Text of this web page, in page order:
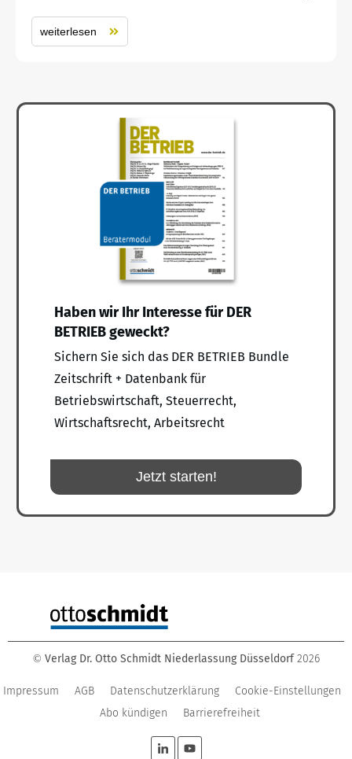
weiterlesen
Haben wir Ihr Interesse für DER
BETRIEB geweckt?
Sichern Sie sich das DER BETRIEB Bundle
Zeitschrift + Datenbank für
Betriebswirtschaft, Steuerrecht,
Wirtschaftsrecht, Arbeitsrecht
Jetzt starten!
© Verlag Dr. Otto Schmidt Niederlassung Düsseldorf 2026
Impressum AGB Datenschutzerklärung
Cookie-Einstellungen
Abo kündigen
Barrierefreiheit